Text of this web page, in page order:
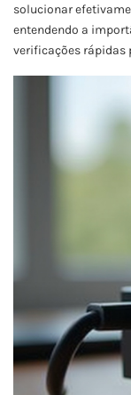
solucionar
entendendo a
verificações rápidas